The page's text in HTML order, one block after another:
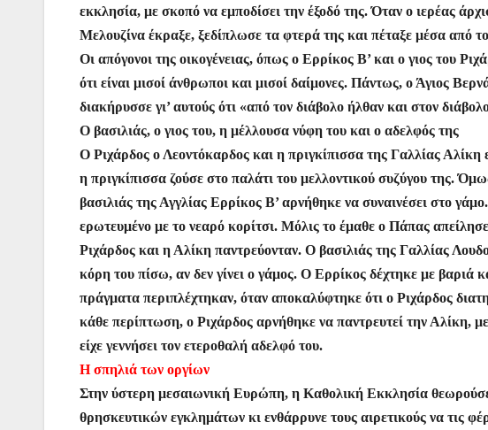
εκκλησία, με σκοπό να εμποδίσει την έξοδό της. Όταν ο ιερέας
Μελουζίνα έκραξε, ξεδίπλωσε τα φτερά της και πέταξε μέσα από
Οι απόγονοι της οικογένειας, όπως ο Ερρίκος Β’ και ο γιος του
ότι είναι μισοί άνθρωποι και μισοί δαίμονες. Πάντως, ο Άγιος
διακήρυσσε γι’ αυτούς ότι «από τον διάβολο ήλθαν και στον
Ο βασιλιάς, ο γιος του, η μέλλουσα νύφη του και ο αδελφός της
Ο Ριχάρδος ο Λεοντόκαρδος και η πριγκίπισσα της Γαλλίας Αλίκη
η πριγκίπισσα ζούσε στο παλάτι του μελλοντικού συζύγου της.
βασιλιάς της Αγγλίας Ερρίκος Β’ αρνήθηκε να συναινέσει στο
ερωτευμένο με το νεαρό κορίτσι. Μόλις το έμαθε ο Πάπας
Ριχάρδος και η Αλίκη παντρεύονταν. Ο βασιλιάς της Γαλλίας
κόρη του πίσω, αν δεν γίνει ο γάμος. Ο Ερρίκος δέχτηκε με βαριά
πράγματα περιπλέχτηκαν, όταν αποκαλύφτηκε ότι ο Ριχάρδος
κάθε περίπτωση, ο Ριχάρδος αρνήθηκε να παντρευτεί την Αλίκη,
είχε γεννήσει τον ετεροθαλή αδελφό του.
Η σπηλιά των οργίων
Στην ύστερη μεσαιωνική Ευρώπη, η Καθολική Εκκλησία
θρησκευτικών εγκλημάτων κι ενθάρρυνε τους αιρετικούς να τις